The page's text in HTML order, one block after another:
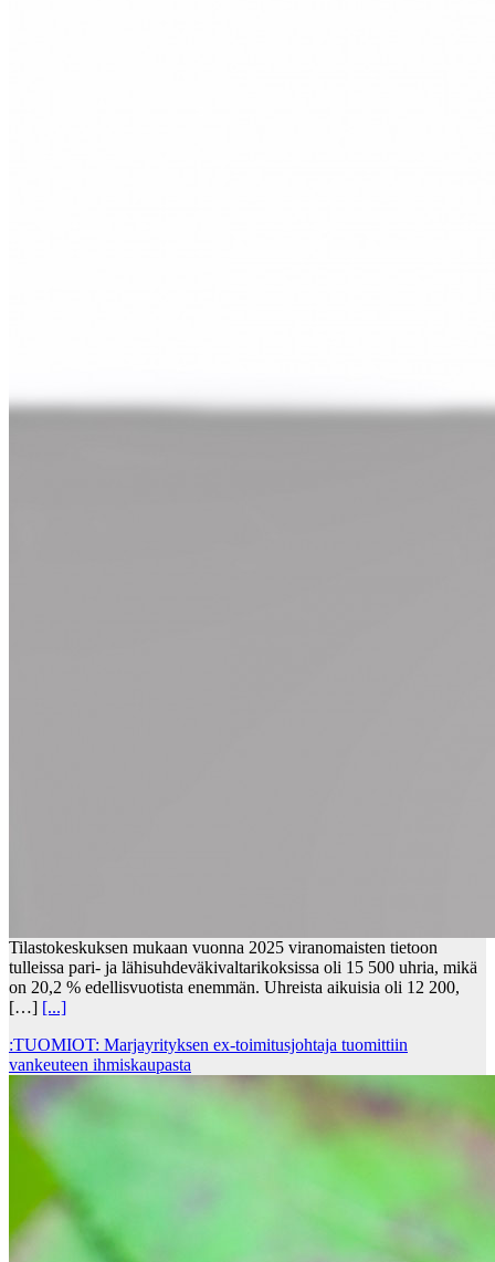
Tilastokeskuksen mukaan vuonna 2025 viranomaisten tietoon
tulleissa pari- ja lähisuhdeväkivaltarikoksissa oli 15 500 uhria, mikä
on 20,2 % edellisvuotista enemmän. Uhreista aikuisia oli 12 200,
[…] [...]
:TUOMIOT: Marjayrityksen ex-toimitusjohtaja tuomittiin
vankeuteen ihmiskaupasta